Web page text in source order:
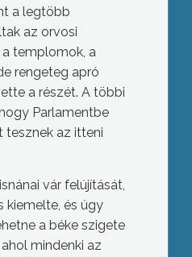
a legtöbb
az orvosi
a templomok, a
rengeteg apró
a részét. A többi
Parlamentbe
tesznek az itteni
vár felújítását,
kiemelte, és úgy
a béke szigete
mindenki az